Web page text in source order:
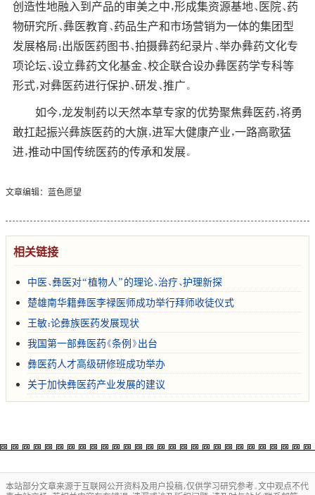
创造性地融入到产品的审美之中，形成集资源基地、医院、药
物研究所、彝医教育、药品生产和市场营销为一体的集团型
发展格局；出版医药图书、拍摄彝药纪录片、举办彝药文化专
项论坛、设立彝药文化基金、校企联合设办彝医药学专科等
形式，对彝医药进行保护、研发、推广。
如今，龙发制药以天然本草专家的优势聚焦彝医药，将勇
敢扛起振兴彝族医药的大旗，进军大健康产业，一路高歌猛
进，推动中国传统医药的传承和发展。
文章编辑：蓝色愿望
相关链接
中医、彝医对“植物人”的理论、治疗、护理新探
楚雄南华籍彝医李禄医师成功举行拜师收徒仪式
王敏：论彝族医药发展现状
我国第一部彝医药《条例》出台
彝医药人才高级研修班成功举办
关于加快彝医药产业发展的建议
本站部分文章来源于互联网公开资料及用户投稿，仅供学习研究参考。文中观点不代